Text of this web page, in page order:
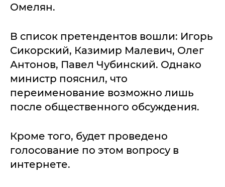
Омелян.
В список претендентов вошли: Игорь
Сикорский, Казимир Малевич, Олег
Антонов, Павел Чубинский. Однако
министр пояснил, что
переименование возможно лишь
после общественного обсуждения.
Кроме того, будет проведено
голосование по этом вопросу в
интернете.